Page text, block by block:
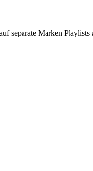
separate Marken